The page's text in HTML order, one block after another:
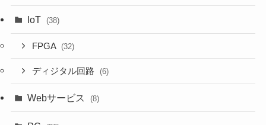
IoT (38)
FPGA (32)
ディジタル回路 (6)
Webサービス (8)